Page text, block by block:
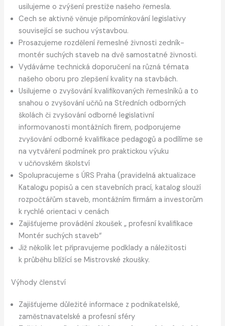
usilujeme o zvýšení prestiže našeho řemesla.
Cech se aktivně věnuje připomínkování legislativy
související se suchou výstavbou.
Prosazujeme rozdělení řemeslné živnosti zedník-
montér suchých staveb na dvě samostatné živnosti.
Vydáváme technická doporučení na různá témata
našeho oboru pro zlepšení kvality na stavbách.
Usilujeme o zvyšování kvalifikovaných řemeslníků a to
snahou o zvyšování učňů na Středních odborných
školách či zvyšování odborné legislativní
informovanosti montážních firem, podporujeme
zvyšování odborné kvalifikace pedagogů a podílíme se
na vytváření podmínek pro praktickou výuku
v učňovském školství
Spolupracujeme s ÚRS Praha (pravidelná aktualizace
Katalogu popisů a cen stavebních prací, katalog slouží
rozpočtářům staveb, montážním firmám a investorům
k rychlé orientaci v cenách
Zajišťujeme provádění zkoušek „ profesní kvalifikace
Montér suchých staveb“
Již několik let připravujeme podklady a náležitosti
k průběhu blížící se Mistrovské zkoušky.
Výhody členství
Zajišťujeme důležité informace z podnikatelské,
zaměstnavatelské a profesní sféry